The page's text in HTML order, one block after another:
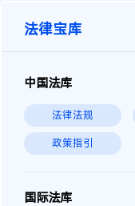
法律宝库
中国法库
法律法规
政策指引
国际法库